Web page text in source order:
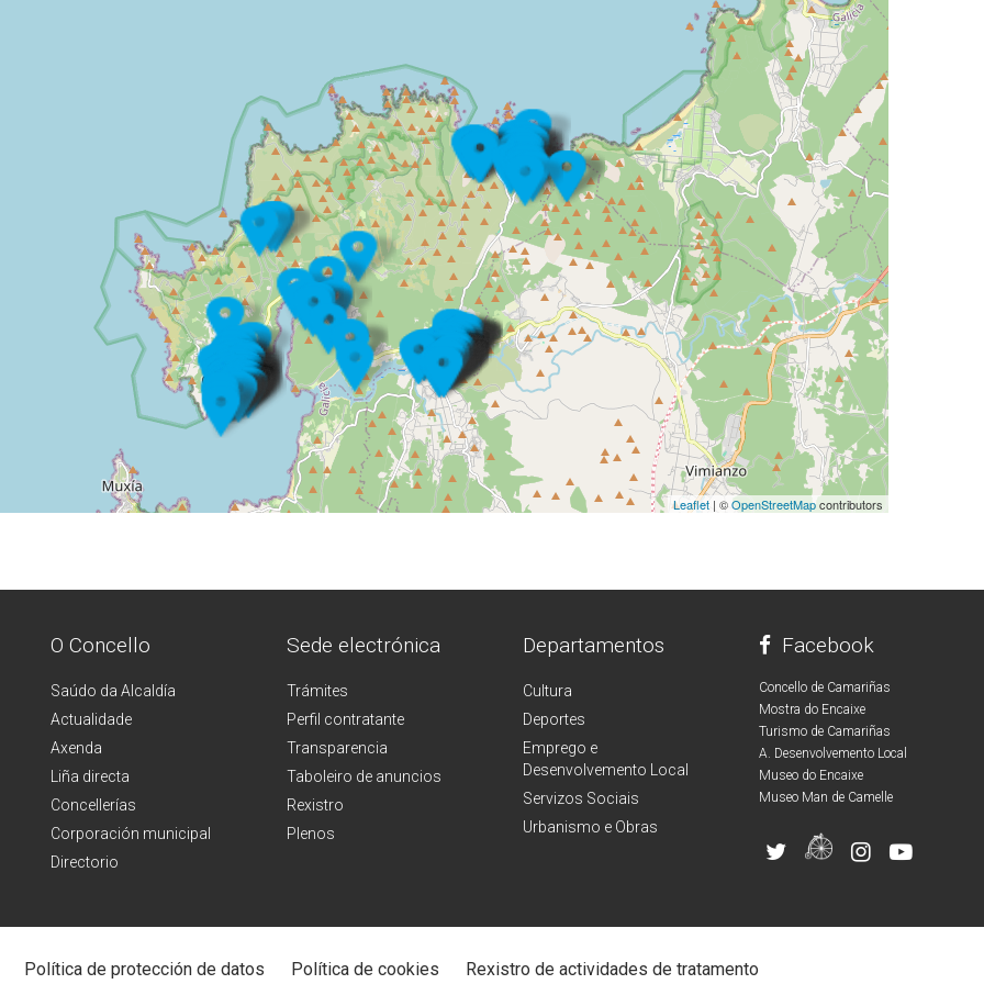
Leaflet | ©OpenStreetMapcontributors
O Concello
Saúdo da Alcaldía
Actualidade
Axenda
Liña directa
Concellerías
Corporación municipal
Directorio
Sede electrónica
Trámites
Perfil contratante
Transparencia
Taboleiro de anuncios
Rexistro
Plenos
Departamentos
Cultura
Deportes
Emprego e
Desenvolvemento Local
Servizos Sociais
Urbanismo e Obras
Facebook
Concello de Camariñas
Mostra do Encaixe
Turismo de Camariñas
A. Desenvolvemento Local
Museo do Encaixe
Museo Man de Camelle
Política de protección de datos Política de cookies Rexistro de actividades de tratamento